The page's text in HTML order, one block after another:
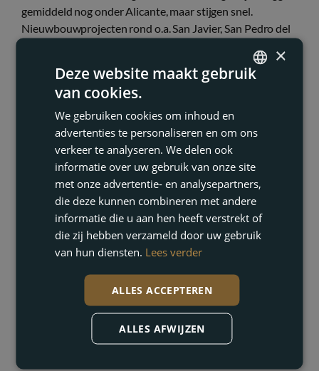
gemiddeld nog onder Alicante, maar stijgen snel.
Nieuwbouwprojecten rond o.a. San Javier, San Pedro del
Volgens Realting trok de regio Murcia in Q1 2025
van alle transacties door niet-residenten
— een duidelijk teken dat internationale kopers deze
regio ontdekken als “betaalbaar alternatief” voor de
drukste hotspots.
Met het oog op sterke internationale vraag, goede prijs-
kwaliteitverhouding en een toenemend aanbod van
moderne nieuwbouw, is een verwachtestijging van 5–7%
in 2026een realistisch scenario, in lijn met de meest
optimistische landelijke raming.
4.3 COSTA DEL SOL (PROVINCIE MÁLAGA)
De Costa del Sol blijft deluxe-magneetvan Spanje.
Uit data van het Ministerie en marktanalyses blijkt
GERMAN
×
Deze website maakt gebruik
van cookies.
We gebruiken cookies om inhoud en
advertenties te personaliseren en om ons
verkeer te analyseren. We delen ook
informatie over uw gebruik van onze site
met onze advertentie- en analysepartners,
die deze kunnen combineren met andere
informatie die u aan hen heeft verstrekt of
die zij hebben verzameld door uw gebruik
van hun diensten. Lees verder
ALLES ACCEPTEREN
ALLES AFWIJZEN